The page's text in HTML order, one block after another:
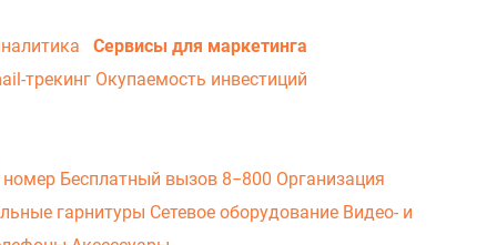
Сервисы для маркетинга
трекинг Окупаемость инвестиций
Бесплатный вызов 8−800 Организация
гарнитуры Сетевое оборудование Видео- и